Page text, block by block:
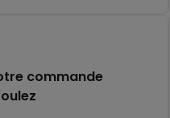
commande